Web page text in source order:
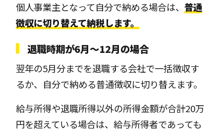
個人事業主となって自分で納める場合は、普通
徴収に切り替えて納税します。
退職時期が6月～12月の場合
翌年の5月分までを退職する会社で一括徴収す
るか、自分で納める普通徴収に切り替えます。
給与所得や退職所得以外の所得金額が合計20万
円を超えている場合は、給与所得者であっても